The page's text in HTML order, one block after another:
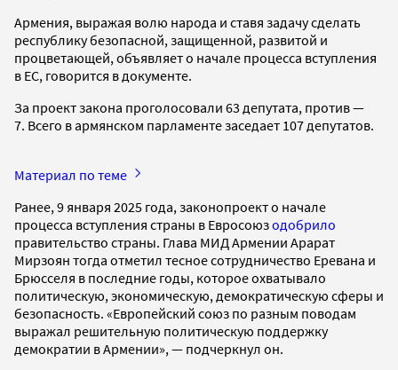
Армения, выражая волю народа и ставя задачу сделать
республику безопасной, защищенной, развитой и
процветающей, объявляет о начале процесса вступления
в ЕС, говорится в документе.
За проект закона проголосовали 63 депутата, против —
7. Всего в армянском парламенте заседает 107 депутатов.
Материал по теме
Ранее, 9 января 2025 года, законопроект о начале
процесса вступления страны в Евросоюзодобрило
правительство страны. Глава МИД Армении Арарат
Мирзоян тогда отметил тесное сотрудничество Еревана и
Брюсселя в последние годы, которое охватывало
политическую, экономическую, демократическую сферы и
безопасность. «Европейский союз по разным поводам
выражал решительную политическую поддержку
демократии в Армении», — подчеркнул он.